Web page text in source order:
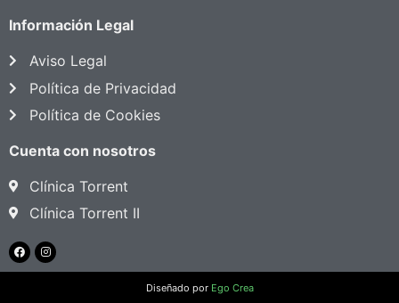
Información Legal
Aviso Legal
Política de Privacidad
Política de Cookies
Cuenta con nosotros
Clínica Torrent
Clínica Torrent II
Diseñado por Ego Crea